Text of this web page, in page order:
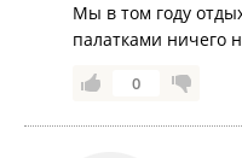
Мы в том году
палатками ничего
0